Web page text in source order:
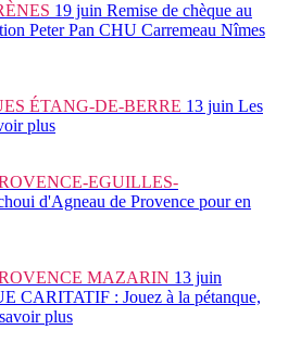
19 juin Remise de chèque au
Peter Pan CHU Carremeau Nîmes
ÉTANG-DE-BERRE 13 juin Les
plus
EGUILLES-
d'Agneau de Provence pour en
MAZARIN 13 juin
CARITATIF : Jouez à la pétanque,
plus